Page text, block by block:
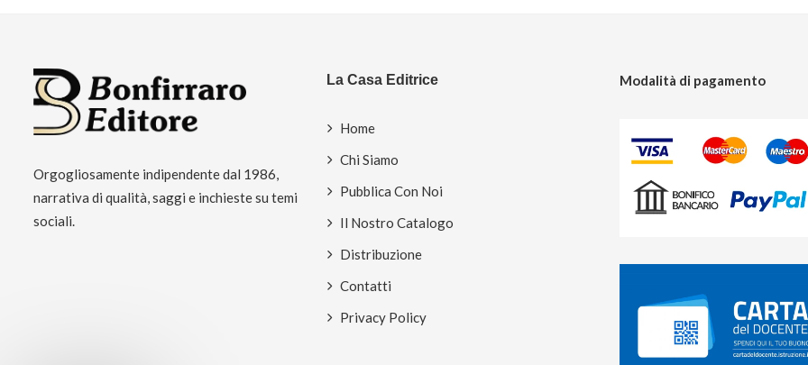
Orgogliosamente indipendente dal 1986,
narrativa di qualità, saggi e inchieste su temi
sociali.
La Casa Editrice
Home
Chi Siamo
Pubblica Con Noi
Il Nostro Catalogo
Distribuzione
Contatti
Privacy Policy
Modalità di pagamento